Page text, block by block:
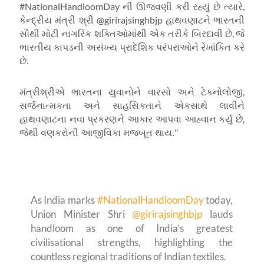
#NationalHandloomDay ની ઊજવણી કરી રહ્યું છે ત્યારે,
કેન્દ્રીય મંત્રી શ્રી@girirajsinghbjp હાથવણાટને ભારતની
સૌથી મોટી નાગરિક શક્તિઓમાંથી એક તરીકે બિરદાવી છે,જે
ભારતીય કાપડની અસંખ્ય પ્રાદેશિક પરંપરાઓને રેખાંકિત કરે
છે.
મંત્રીશ્રીએ ભારતના યુવાનોને વારસો અને ટેકનોલોજી,
સર્જનાત્મકતા અને સાહસિકતાને એકસાથે લાવીને
હાથવણાટના નવા પ્રકરણને આકાર આપવા આહ્વાન કર્યું છે,
જેથી વણકરોની આજીવિકા મજબૂત થાય."
As India marks#NationalHandloomDaytoday,
Union Minister Shri@girirajsinghbjp lauds
handloom as one of India’s greatest
civilisational strengths, highlighting the
countless regional traditions of Indian textiles.